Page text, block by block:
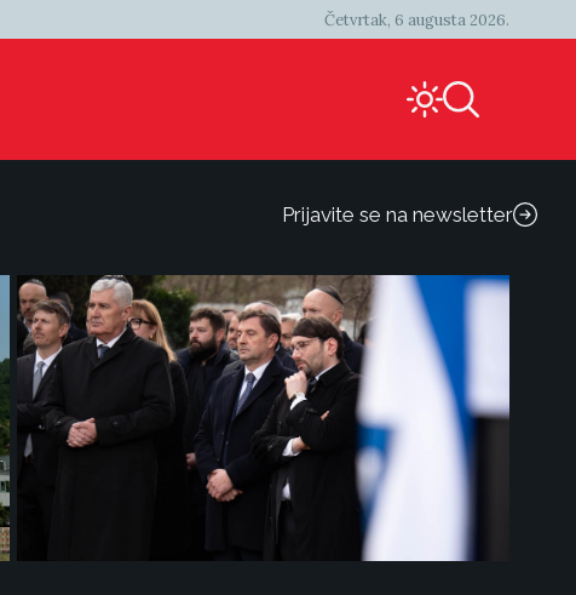
Četvrtak, 6 augusta 2026.
Prijavite se na newsletter